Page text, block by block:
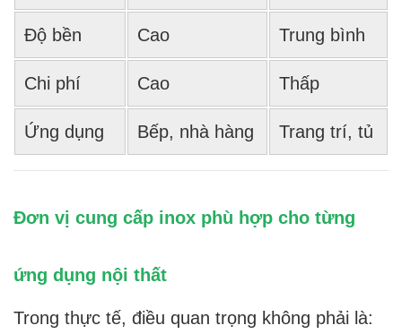
Độ bền Cao Trung bình
Chi phí Cao Thấp
Ứng dụng Bếp, nhà hàng Trang trí, tủ
Đơn vị cung cấp inox phù hợp cho từng
ứng dụng nội thất
Trong thực tế, điều quan trọng không phải là: